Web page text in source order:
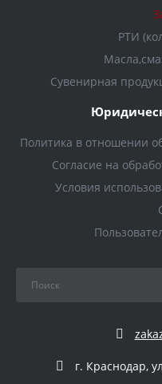
РТИ
Сувенирная
Политика в отношении
Согласие на
Условия
г. Краснодар,